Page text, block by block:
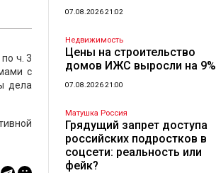
ч. 3
с
дела
07.08.2026 21:02
Недвижимость
Цены на строительство
домов ИЖС выросли на 9%
07.08.2026 21:00
Матушка Россия
Грядущий запрет доступа
российских подростков в
соцсети: реальность или
фейк?